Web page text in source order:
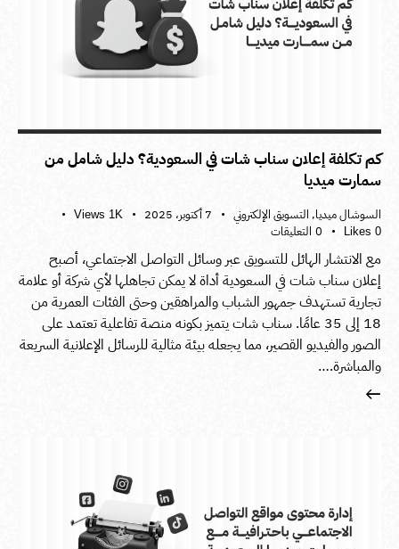
كم تكلفة إعلان سناب شات في السعودية؟ دليل شامل من
سمارت ميديا
السوشال ميديا, التسويق الإلكتروني 7 أكتوبر، 2025 1K
Views
0
Likes
0 التعليقات
مع الانتشار الهائل للتسويق عبر وسائل التواصل الاجتماعي، أصبح
إعلان سناب شات في السعودية أداة لا يمكن تجاهلها لأي شركة أو علامة
تجارية تستهدف جمهور الشباب والمراهقين وحتى الفئات العمرية من
18 إلى 35 عامًا. سناب شات يتميز بكونه منصة تفاعلية تعتمد على
الصور والفيديو القصير، مما يجعله بيئة مثالية للرسائل الإعلانية السريعة
والمباشرة.…